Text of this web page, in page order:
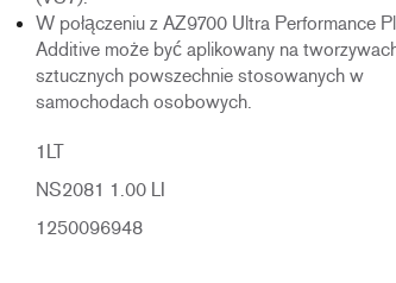
W połączeniu z AZ9700 Ultra Performance
Additive może być aplikowany na
sztucznych powszechnie stosowanych w
samochodach osobowych.
1LT
NS2081 1.00 LI
1250096948